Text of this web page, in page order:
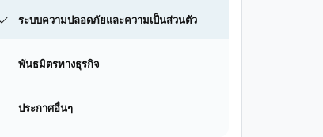
ระบบความปลอดภัยและความเป็นส่วนตัว
พันธมิตรทางธุรกิจ
ประกาศอื่นๆ